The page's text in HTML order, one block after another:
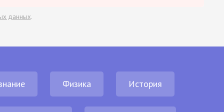
данных.
Физика История